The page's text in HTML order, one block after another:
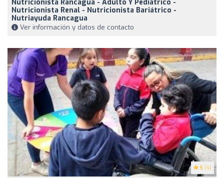
Nutricionista Rancagua - Adulto Y Pediátrico -
Nutricionista Renal - Nutricionista Bariátrico -
Nutriayuda Rancagua
Ver información y datos de contacto
5 (4)